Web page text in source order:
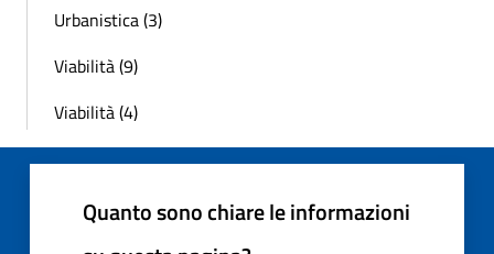
Urbanistica (3)
Viabilità (9)
Viabilità (4)
Quanto sono chiare le informazioni